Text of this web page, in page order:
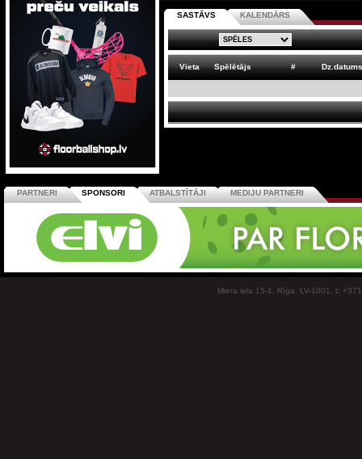
SASTĀVS KALENDĀRS
Vieta Spēlētājs # Dz.datums
PARTNERI SPONSORI ATBALSTĪTĀJI MEDIJU PARTNERI
Miera iela 15-1, Rīga, LV-1001, t: